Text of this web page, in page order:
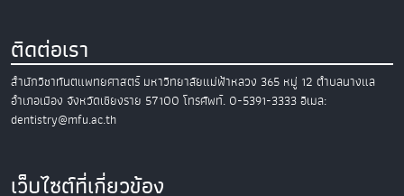
ติดต่อเรา
สำนักวิชาทันตแพทยศาสตร์ มหาวิทยาลัยแม่ฟ้าหลวง 365 หมู่ 12 ตำบลนางแล
อำเภอเมือง จังหวัดเชียงราย 57100 โทรศัพท์. 0-5391-3333อีเมล:
dentistry@mfu.ac.th
เว็บไซต์ที่เกี่ยวข้อง